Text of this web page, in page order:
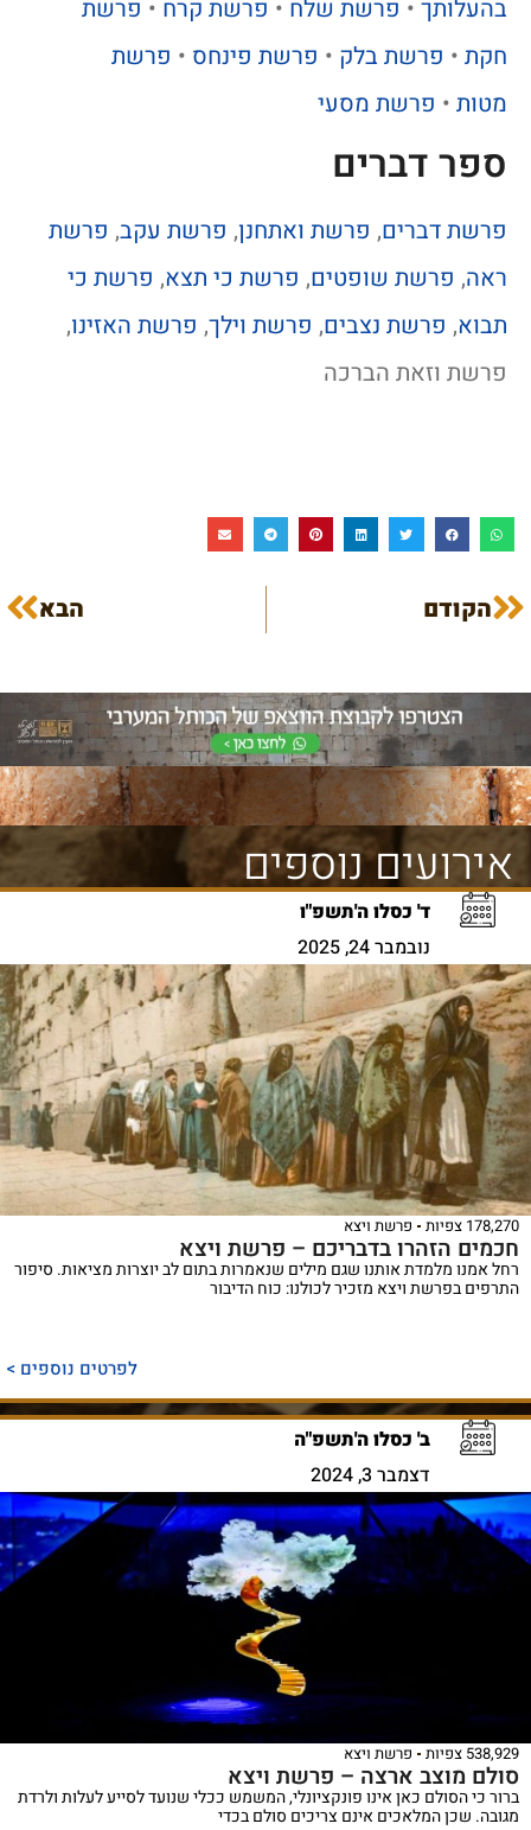
בהעלותך • פרשת שלח • פרשת קרח • פרשת
חקת • פרשת בלק • פרשת פינחס • פרשת
מטות • פרשת מסעי
ספר דברים
פרשת דברים, פרשת ואתחנן, פרשת עקב, פרשת
ראה, פרשת שופטים, פרשת כי תצא, פרשת כי
תבוא, פרשת נצבים, פרשת וילך, פרשת האזינו,
פרשת וזאת הברכה
הקודם הבא
אירועים נוספים
ד' כסלו ה'תשפ"ו
נובמבר 24, 2025
178,270 צפיות פרשת ויצא
חכמים הזהרו בדבריכם – פרשת ויצא
רחל אמנו מלמדת אותנו שגם מילים שנאמרות בתום לב יוצרות מציאות. סיפור
התרפים בפרשת ויצא מזכיר לכולנו: כוח הדיבור
לפרטים נוספים >
ב' כסלו ה'תשפ"ה
דצמבר 3, 2024
538,929 צפיות פרשת ויצא
סולם מוצב ארצה – פרשת ויצא
ברור כי הסולם כאן אינו פונקציונלי, המשמש ככלי שנועד לסייע לעלות ולרדת
מגובה. שכן המלאכים אינם צריכים סולם בכדי